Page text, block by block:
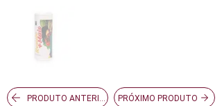
PRODUTO ANTERIOR PRÓXIMO PRODUTO